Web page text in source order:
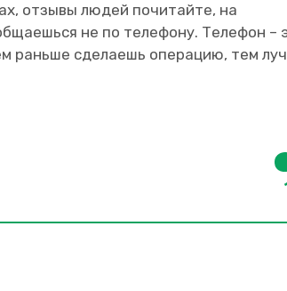
отзывы людей почитайте, на
не по телефону. Телефон –
раньше сделаешь операцию, тем